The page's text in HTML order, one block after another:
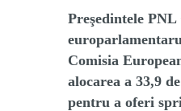
Preşedintele
Comisia
alocarea a 33,9
pentru a oferi